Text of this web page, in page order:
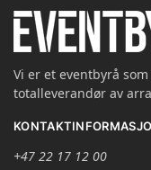
Vi er et eventbyrå
totalleverandør av
+47 22 17 12 00